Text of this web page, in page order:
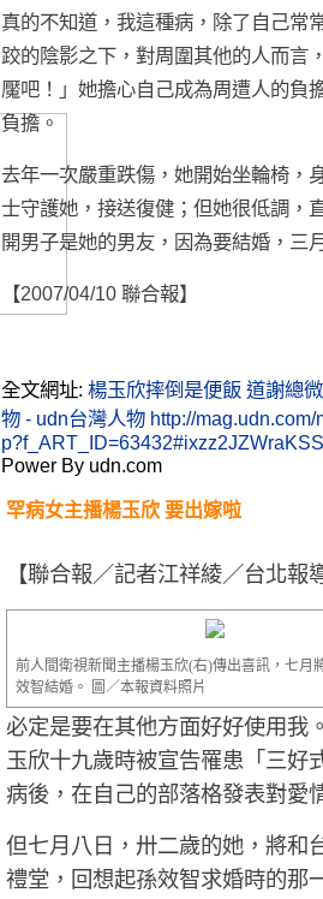
真的不知道，我這種病，除了自己常
跤的陰影之下，對周圍其他的人而言
魘吧！」她擔心自己成為周遭人的負
負擔。
去年一次嚴重跌傷，她開始坐輪椅，
士守護她，接送復健；但她很低調，
開男子是她的男友，因為要結婚，三
【2007/04/10 聯合報】
全文網址: 楊玉欣摔倒是便飯 道謝總
物 - udn台灣人物 http://
p?f_ART_ID=63432#ixzz2JZWraKSS
Power By udn.com
罕病女主播楊玉欣 要出嫁啦
【聯合報／記者江祥綾／台北報
前人間衛視新聞主播楊玉欣(右)傳出喜訊，七月
效智結婚。 圖／本報資料照片
必定是要在其他方面好好使用我
玉欣十九歲時被宣告罹患「三好
病後，在自己的部落格發表對愛
但七月八日，卅二歲的她，將和
禮堂，回想起孫效智求婚時的那